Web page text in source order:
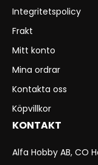
Integritetspolicy
Frakt
Mitt konto
Mina ordrar
Kontakta oss
Köpvillkor
KONTAKT
Alfa Hobby AB, CO